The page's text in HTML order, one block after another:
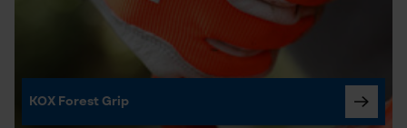
KOX Forest Grip